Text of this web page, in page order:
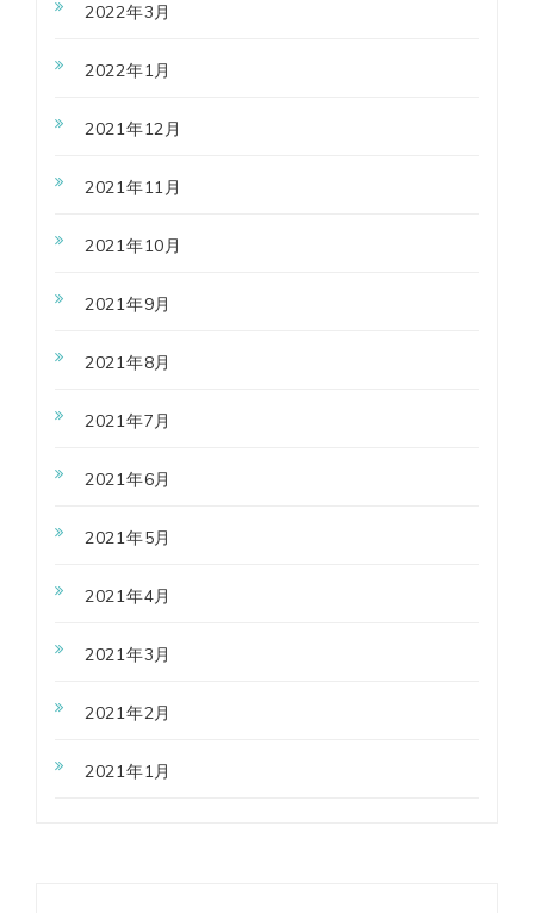
2022年3月
2022年1月
2021年12月
2021年11月
2021年10月
2021年9月
2021年8月
2021年7月
2021年6月
2021年5月
2021年4月
2021年3月
2021年2月
2021年1月